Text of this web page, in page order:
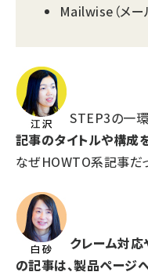
Mailwise（メー
STEP3の一環
記事のタイトルや構成
なぜHOWTO系記事だ
クレーム対
の記事は、製品ページ